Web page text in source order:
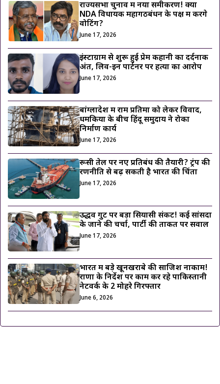
राज्यसभा चुनाव में नया समीकरण! क्या
NDA विधायक महागठबंधन के पक्ष में करेंगे
वोटिंग?
June 17, 2026
इंस्टाग्राम से शुरू हुई प्रेम कहानी का दर्दनाक
अंत, लिव-इन पार्टनर पर हत्या का आरोप
June 17, 2026
बांग्लादेश में राम प्रतिमा को लेकर विवाद,
धमकियों के बीच हिंदू समुदाय ने रोका
निर्माण कार्य
June 17, 2026
रूसी तेल पर नए प्रतिबंध की तैयारी? ट्रंप की
रणनीति से बढ़ सकती है भारत की चिंता
June 17, 2026
उद्धव गुट पर बड़ा सियासी संकट! कई सांसदों
के जाने की चर्चा, पार्टी की ताकत पर सवाल
June 17, 2026
भारत में बड़े खूनखराबे की साजिश नाकाम!
राणा के निर्देश पर काम कर रहे पाकिस्तानी
नेटवर्क के 2 मोहरे गिरफ्तार
June 6, 2026